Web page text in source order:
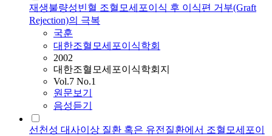
재생불량성빈혈 조혈모세포이식 후 이식편 거부(Graft
Rejection)의 극복
국훈
대한조혈모세포이식학회
2002
대한조혈모세포이식학회지
Vol.7 No.1
원문보기
음성듣기
선천성 대사이상 질환 혹은 유전질환에서 조혈모세포이